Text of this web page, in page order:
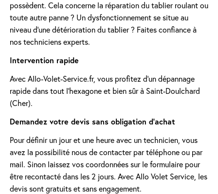
possèdent. Cela concerne la réparation du tablier roulant ou
toute autre panne ? Un dysfonctionnement se situe au
niveau d'une détérioration du tablier ? Faites confiance à
nos techniciens experts.
Intervention rapide
Avec Allo-Volet-Service.fr, vous profitez d'un dépannage
rapide dans tout l'hexagone et bien sûr à Saint-Doulchard
(Cher).
Demandez votre devis sans obligation d'achat
Pour définir un jour et une heure avec un technicien, vous
avez la possibilité nous de contacter par téléphone ou par
mail. Sinon laissez vos coordonnées sur le formulaire pour
être recontacté dans les 2 jours. Avec Allo Volet Service, les
devis sont gratuits et sans engagement.